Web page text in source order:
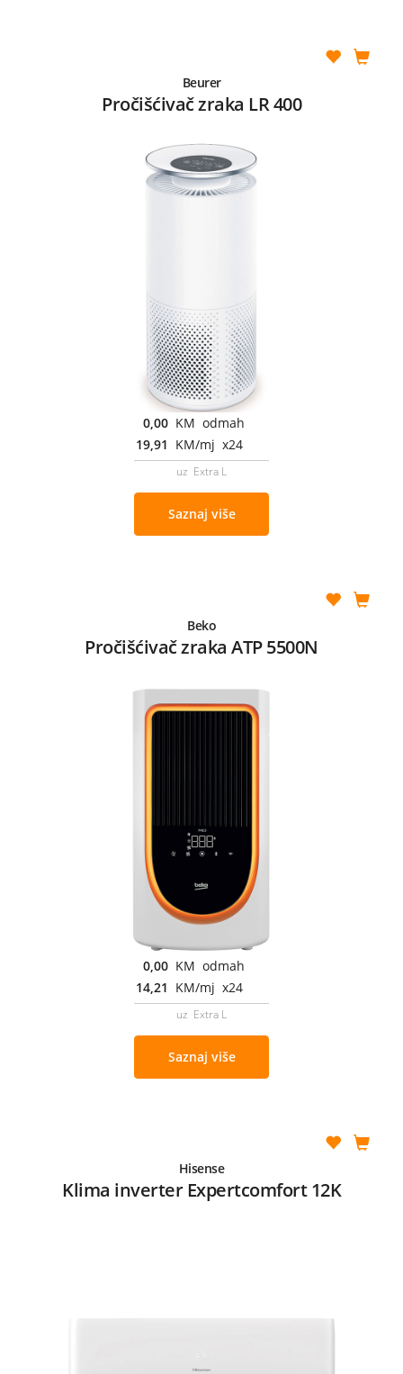
Beurer
Pročišćivač zraka LR 400
0,00 KM odmah
19,91 KM/mj x24
uz Extra L
Saznaj više
Beko
Pročišćivač zraka ATP 5500N
0,00 KM odmah
14,21 KM/mj x24
uz Extra L
Saznaj više
Hisense
Klima inverter Expertcomfort 12K